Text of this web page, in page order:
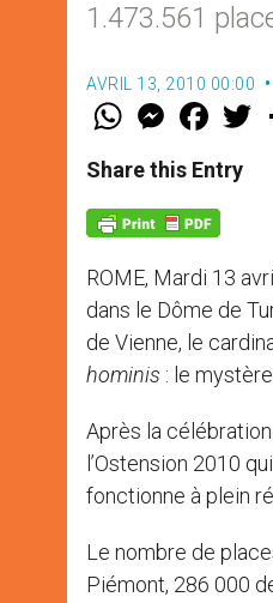
1.473.561
AVRIL 13, 2010 00:00
W
t
s
p
p
M
e
s
e
g
e
F
a
e
b
k
w
Share this Entry
ROME, Mardi 13
dans le Dôme de
de Vienne, le
hominis : le
Après la
l’Ostension 2010
fonctionne à plein
Le nombre de
Piémont, 286 000